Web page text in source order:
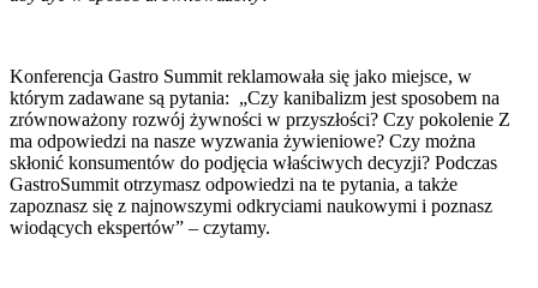
Konferencja Gastro Summit reklamowała się jako miejsce, w
którym zadawane są pytania: „Czy kanibalizm jest sposobem na
zrównoważony rozwój żywności w przyszłości? Czy pokolenie Z
ma odpowiedzi na nasze wyzwania żywieniowe? Czy można
skłonić konsumentów do podjęcia właściwych decyzji? Podczas
GastroSummit otrzymasz odpowiedzi na te pytania, a także
zapoznasz się z najnowszymi odkryciami naukowymi i poznasz
wiodących ekspertów” – czytamy.